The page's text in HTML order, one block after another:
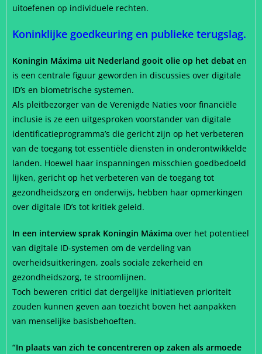
uitoefenen op individuele rechten.
Koninklijke goedkeuring en publieke terugslag.
Koningin Máxima uit Nederland gooit olie op het debat en
is een centrale figuur geworden in discussies over digitale
ID’s en biometrische systemen.
Als pleitbezorger van de Verenigde Naties voor financiële
inclusie is ze een uitgesproken voorstander van digitale
identificatieprogramma’s die gericht zijn op het verbeteren
van de toegang tot essentiële diensten in onderontwikkelde
landen. Hoewel haar inspanningen misschien goedbedoeld
lijken, gericht op het verbeteren van de toegang tot
gezondheidszorg en onderwijs, hebben haar opmerkingen
over digitale ID’s tot kritiek geleid.
In een interview sprak Koningin Máxima over het potentieel
van digitale ID-systemen om de verdeling van
overheidsuitkeringen, zoals sociale zekerheid en
gezondheidszorg, te stroomlijnen.
Toch beweren critici dat dergelijke initiatieven prioriteit
zouden kunnen geven aan toezicht boven het aanpakken
van menselijke basisbehoeften.
“In plaats van zich te concentreren op zaken als armoede